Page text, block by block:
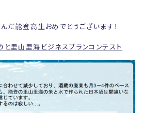
だ能登高生おめでとうございます！
山里海ビジネスプランコンテスト